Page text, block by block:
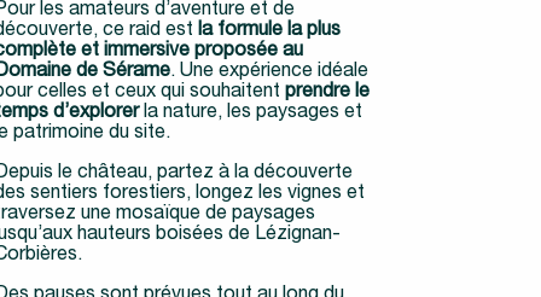
les amateurs d’aventure et de
ce raid est la formule la plus
et immersive proposée au
de Sérame. Une expérience idéale
celles et ceux qui souhaitent prendre le
d’explorerla nature, les paysages et
patrimoine du site.
le château, partez à la découverte
sentiers forestiers, longez les vignes et
une mosaïque de paysages
hauteurs boisées de Lézignan-